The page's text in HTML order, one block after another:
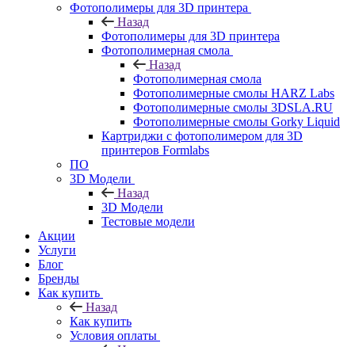
Фотополимеры для 3D принтера
Назад
Фотополимеры для 3D принтера
Фотополимерная смола
Назад
Фотополимерная смола
Фотополимерные смолы HARZ Labs
Фотополимерные смолы 3DSLA.RU
Фотополимерные смолы Gorky Liquid
Картриджи с фотополимером для 3D
принтеров Formlabs
ПО
3D Модели
Назад
3D Модели
Тестовые модели
Акции
Услуги
Блог
Бренды
Как купить
Назад
Как купить
Условия оплаты